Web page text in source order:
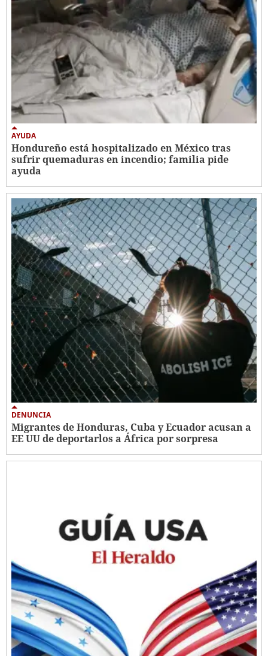
AYUDA
Hondureño está hospitalizado en México tras
sufrir quemaduras en incendio; familia pide
ayuda
DENUNCIA
Migrantes de Honduras, Cuba y Ecuador acusan a
EE UU de deportarlos a África por sorpresa